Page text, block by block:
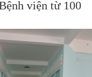
viện từ 100